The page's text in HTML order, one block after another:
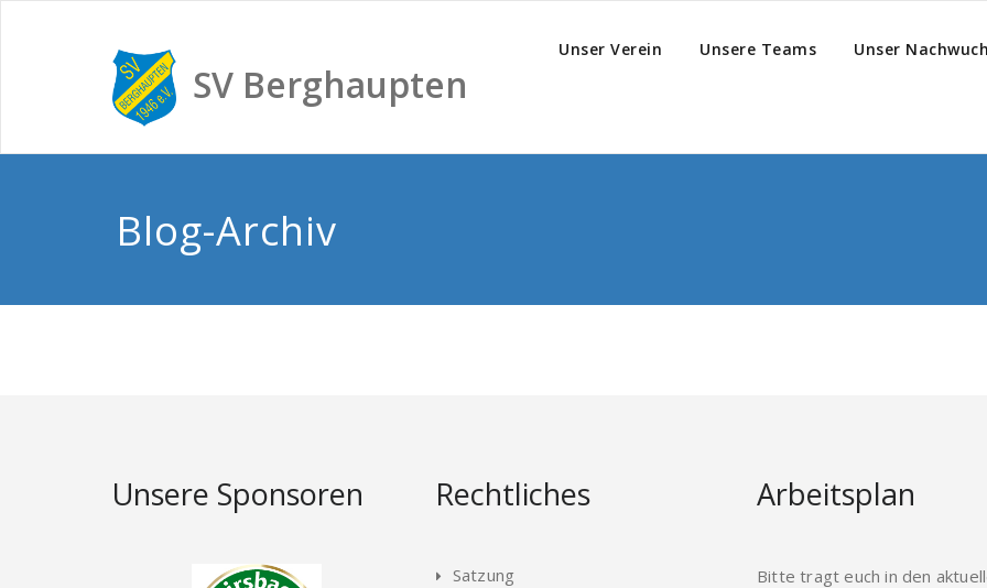
SV Berghaupten
Unser Verein Unsere Teams Unser
Blog-Archiv
Unsere Sponsoren Rechtliches
Satzung
Arbeitsplan
Bitte tragt euch in den